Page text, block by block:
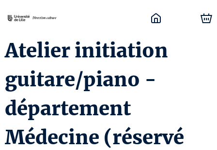
Atelier initiation
guitare/piano -
département
Médecine (réservé